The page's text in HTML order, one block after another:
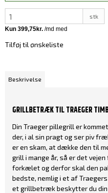
stk
Tilføj til ønskeliste
Beskrivelse
GRILLBETRÆK TIL TRAEGER
Din Traeger pillegrill er
der, i al sin pragt og ser piv
er en skam, at dække den til
grill i mange år, så er det
forkælet og derfor skal den
bedste, nemlig i et af
et grillbetræk beskytter du